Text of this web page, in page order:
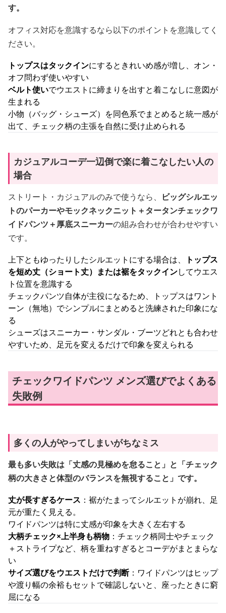
す。
オフィス対応を意識するなら以下のポイントを意識してく
ださい。
トップスはタックインにするときれいめ感が増し、オン・
オフ問わず使いやすい
ベルト使いでウエストに締まりを出すと着こなしに意図が
生まれる
小物（バッグ・シューズ）を同色系でまとめると統一感が
出て、チェック柄の主張を自然に受け止められる
カジュアルコーデ一辺倒で楽に着こなしたい人の
場合
ストリート・カジュアルのみで使うなら、
ビッグシルエッ
トのパーカーやモックネックニット＋タータンチェックワ
イドパンツ＋厚底スニーカーの組み合わせが合わせやすい
です。
上下ともゆったりしたシルエットにする場合は、
トップス
を短め丈（ショート丈）または裾をタックインしてウエス
ト位置を意識する
チェックパンツ自体が主役になるため、トップスはワント
ーン（無地）でシンプルにまとめると洗練された印象にな
る
シューズはスニーカー・サンダル・ブーツどれとも合わせ
やすいため、足元を変えるだけで印象を変えられる
チェックワイドパンツ メンズ選びでよくある
失敗例
多くの人がやってしまいがちなミス
最も多い失敗は「丈感の見極めを怠ること」と「チェック
柄の大きさと体型のバランスを無視すること」です。
丈が長すぎるケース ：裾がたまってシルエットが崩れ、足
元が重たく見える。
ワイドパンツは特に丈感が印象を大きく左右する
大柄チェック×上半身も柄物 ：チェック柄同士やチェック
＋ストライプなど、柄を重ねすぎるとコーデがまとまらな
い
サイズ選びをウエストだけで判断：ワイドパンツはヒップ
や渡り幅の余裕もセットで確認しないと、座ったときに窮
屈になる